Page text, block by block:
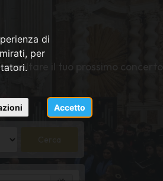
di
per
Accetto
il tuo prossimo concerto.